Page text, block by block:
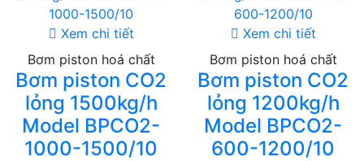
Xem chi tiết
Bơm piston hoá chất
Bơm piston CO2
lỏng 1500kg/h
Model BPCO2-
1000-1500/10
Xem chi tiết
Bơm piston hoá chất
Bơm piston CO2
lỏng 1200kg/h
Model BPCO2-
600-1200/10